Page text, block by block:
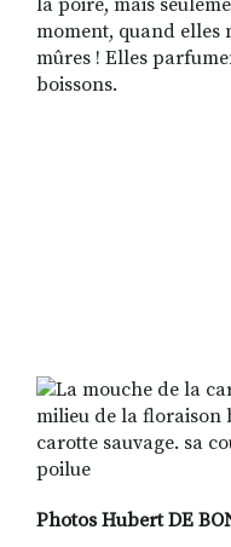
la poire, mais
moment, quand elles
mûres ! Elles
boissons.
Photos Hubert DE